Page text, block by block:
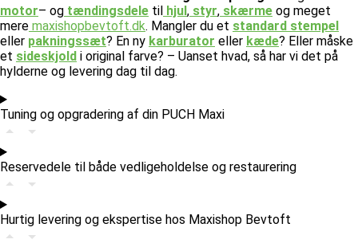
motor– og tændingsdele til hjul, styr, skærme og meget
mere maxishopbevtoft.dk. Mangler du et standard stempel
eller pakningssæt? En ny karburator eller kæde? Eller måske
et sideskjold i original farve? – Uanset hvad, så har vi det på
hylderne og levering dag til dag.
Tuning og opgradering af din PUCH Maxi
Reservedele til både vedligeholdelse og restaurering
Hurtig levering og ekspertise hos Maxishop Bevtoft